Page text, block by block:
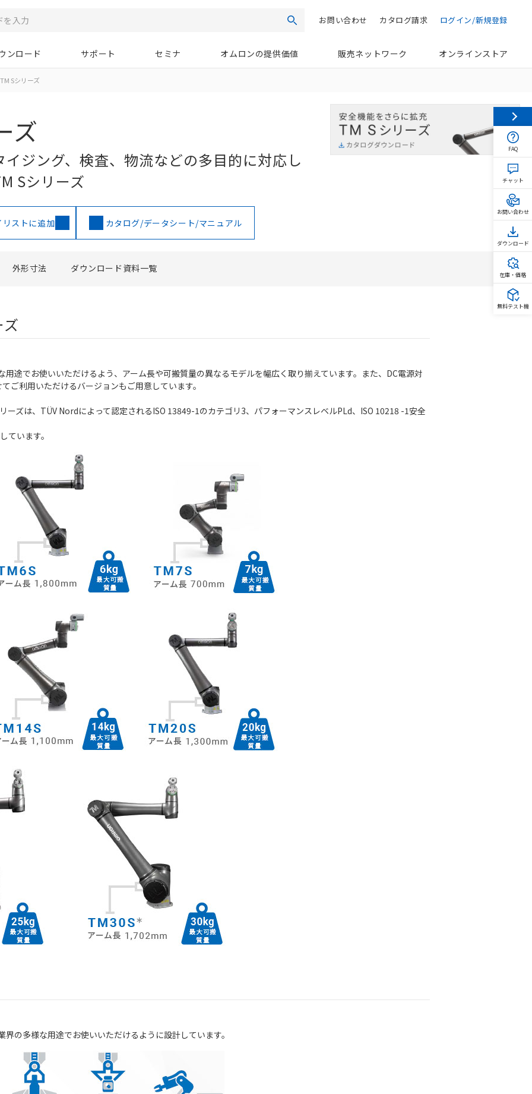
検索 ログイン/新規登録
カタログ請求
お問い合わせ
ンロード サポート セミナ オムロンの提供価値 販売ネットワーク オンラインストア
Sシリーズ
ズ
ジング、検査、物流などの多目的に対応し
Sシリーズ
ストに追加 カタログ/データシート/マニュアル
外形寸法 ダウンロード資料一覧
用途でお使いいただけるよう、アーム長や可搬質量の異なるモデルを幅広く取り揃えています。また、DC電源対
ご利用いただけるバージョンもご用意しています。
ーズは、TÜV Nordによって認定されるISO 13849-1のカテゴリ3、パフォーマンスレベルPLd、ISO 10218 -1安全
ています。
の多様な用途でお使いいただけるように設計しています。
FAQ
チャット
お問い合わせ
ダウンロード
在庫・価格
無料テスト機